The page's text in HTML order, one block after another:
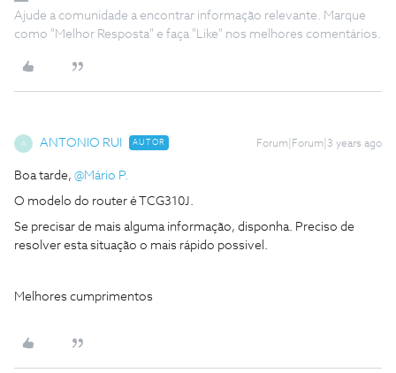
Ajude a comunidade a encontrar informação relevante. Marque
como "Melhor Resposta" e faça "Like" nos melhores comentários.
A ANTONIO RUI AUTOR Forum|Forum|3 years ago
Boa tarde, @Mário P.
O modelo do router é TCG310J.
Se precisar de mais alguma informação, disponha. Preciso de
resolver esta situação o mais rápido possivel.
Melhores cumprimentos